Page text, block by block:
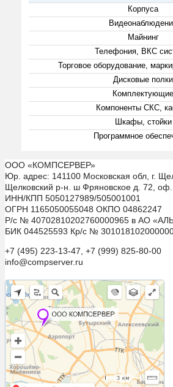
Корпуса
Майнинг
Телефония, ВКС
Торговое оборудование,
Дисковые полки
Комплектующие
Компоненты СКС,
Шкафы, стойки
Программное
ООО «КОМПСЕРВЕР»
Юр. адрес: 141100 Московская обл, г.
Щелковский р-н. ш Фряновское д. 72,
ИНН/КПП 5050127989/505001001
ОГРН 1165050055048 ОКПО 04862247
Р/с № 40702810202760000965 в АО
БИК 044525593 Кр/с №
+7 (495) 223-13-47, +7 (999) 825-80-00
info@compserver.ru